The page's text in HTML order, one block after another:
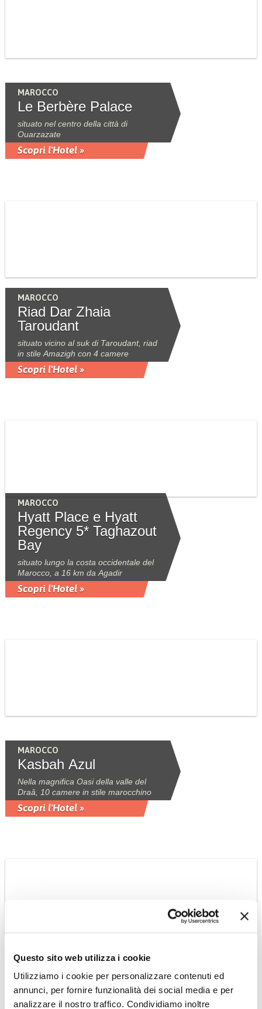
Questo sito web utilizza i cookie
Utilizziamo i cookie per personalizzare contenuti ed
annunci, per fornire funzionalità dei social media e per
analizzare il nostro traffico. Condividiamo inoltre
MAROCCO
Le Berbère Palace
situato nel centro della città di
Ouarzazate
Scopri l'Hotel »
MAROCCO
Riad Dar Zhaia
Taroudant
situato vicino al suk di Taroudant, riad
in stile Amazigh con 4 camere
Scopri l'Hotel »
MAROCCO
Hyatt Place e Hyatt
Regency 5* Taghazout
Bay
situato lungo la costa occidentale del
Marocco, a 16 km da Agadir
Scopri l'Hotel »
MAROCCO
Kasbah Azul
Nella magnifica Oasi della valle del
Draâ, 10 camere in stile marocchino
Scopri l'Hotel »
Dar Jasmine boutique
hotel